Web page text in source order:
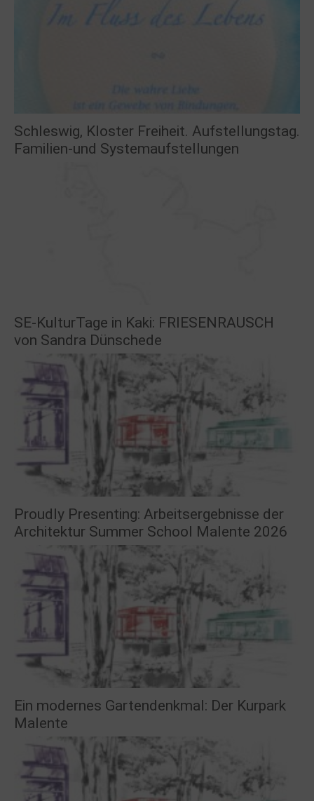
Schleswig, Kloster Freiheit. Aufstellungstag.
Familien-und Systemaufstellungen
SE-KulturTage in Kaki: FRIESENRAUSCH
von Sandra Dünschede
Proudly Presenting: Arbeitsergebnisse der
Architektur Summer School Malente 2026
Ein modernes Gartendenkmal: Der Kurpark
Malente